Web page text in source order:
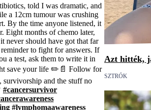
told I was dramatic, and
a 12cm tumour was crushing
By the time anyone listened, it
Eight months of chemo later,
never should have got that far
to fight for answers. If
a test, ask them to write it in
save your life ✏️📄 Follow for
survivorship and the stuff no
#cancersurvivor
#lymphomaawareness
Azt hitték,
SZTRÓK